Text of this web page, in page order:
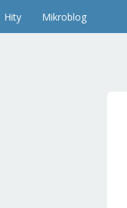
Hity Mikroblog